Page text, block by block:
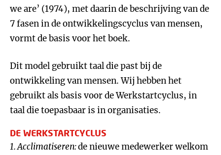
we are’ (1974), met daarin de beschrijving van de
7 fasen in de ontwikkelingscyclus van mensen,
vormt de basis voor het boek.
Dit model gebruikt taal die past bij de
ontwikkeling van mensen. Wij hebben het
gebruikt als basis voor de Werkstartcyclus, in
taal die toepasbaar is in organisaties.
DE WERKSTARTCYCLUS
1.Acclimatiseren:de nieuwe medewerker welkom